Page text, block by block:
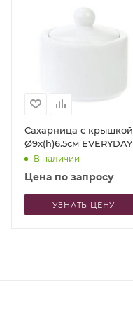
Сахарница с крышкой
Ø9x(h)6.5см EVERYDAY
В наличии
Цена по запросу
УЗНАТЬ ЦЕНУ